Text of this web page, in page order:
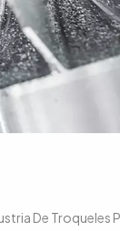
De Troqueles